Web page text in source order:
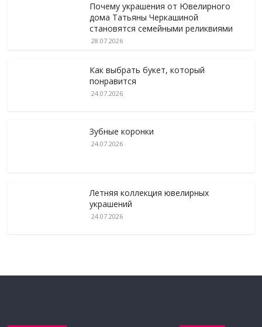
Почему украшения от Ювелирного
дома Татьяны Черкашиной
становятся семейными реликвиями
28.07.2026
Как выбрать букет, который
понравится
24.07.2026
Зубные коронки
24.07.2026
Летняя коллекция ювелирных
украшений
24.07.2026